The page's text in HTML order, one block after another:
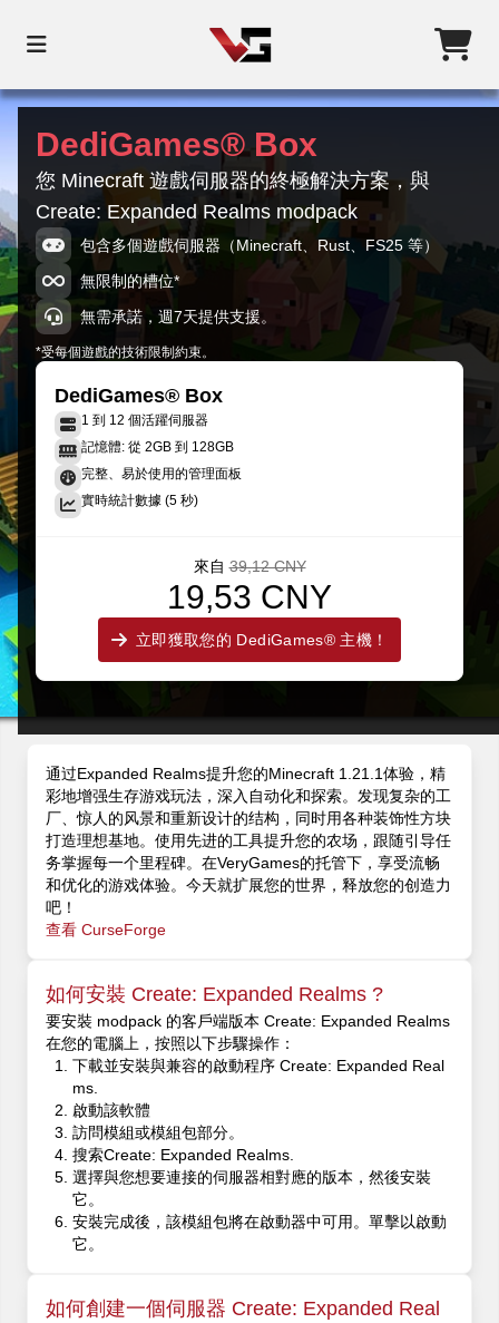
DediGames® Box
您 Minecraft 遊戲伺服器的終極解決方案，與
Create: Expanded Realms modpack
包含多個遊戲伺服器（Minecraft、Rust、FS25 等）
無限制的槽位*
無需承諾，週7天提供支援。
*受每個遊戲的技術限制約束。
DediGames® Box
1 到 12 個活躍伺服器
記憶體: 從 2GB 到 128GB
完整、易於使用的管理面板
實時統計數據 (5 秒)
來自 39,12 CNY
19,53 CNY
立即獲取您的 DediGames® 主機！
通过Expanded Realms提升您的Minecraft 1.21.1体验，精
彩地增强生存游戏玩法，深入自动化和探索。发现复杂的工
厂、惊人的风景和重新设计的结构，同时用各种装饰性方块
打造理想基地。使用先进的工具提升您的农场，跟随引导任
务掌握每一个里程碑。在VeryGames的托管下，享受流畅
和优化的游戏体验。今天就扩展您的世界，释放您的创造力
吧！
查看 CurseForge
如何安裝 Create: Expanded Realms ?
要安裝 modpack 的客戶端版本 Create: Expanded Realms
在您的電腦上，按照以下步驟操作：
下載並安裝與兼容的啟動程序 Create: Expanded Real
ms.
啟動該軟體
訪問模組或模組包部分。
搜索Create: Expanded Realms.
選擇與您想要連接的伺服器相對應的版本，然後安裝
它。
安裝完成後，該模組包將在啟動器中可用。單擊以啟動
它。
如何創建一個伺服器 Create: Expanded Real